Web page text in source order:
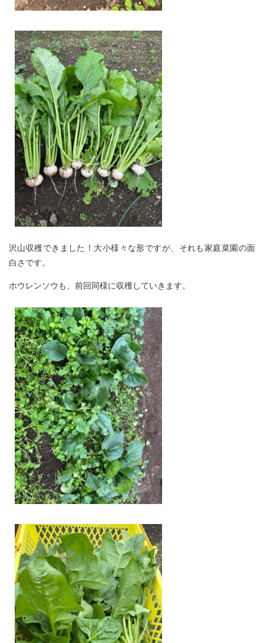
沢山収穫できました！大小様々な形ですが、それも家庭菜園の面
白さです。
ホウレンソウも、前回同様に収穫していきます。